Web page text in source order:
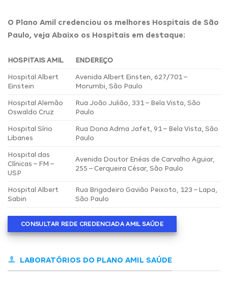
O Plano Amil credenciou os melhores Hospitais de São
Paulo, veja Abaixo os Hospitais em destaque:
HOSPITAIS AMIL ENDEREÇO
Hospital Albert
Einstein
Avenida Albert Einsten, 627/701 –
Morumbi, São Paulo
Hospital Alemão
Oswaldo Cruz
Rua João Julião, 331 – Bela Vista, São
Paulo
Hospital Sírio
Libanes
Rua Dona Adma Jafet, 91 – Bela Vista, São
Paulo
Hospital das
Clínicas – FM –
USP
Avenida Doutor Enéas de Carvalho Aguiar,
255 – Cerqueira César, São Paulo
Hospital Albert
Sabin
Rua Brigadeiro Gavião Peixoto, 123 – Lapa,
São Paulo
CONSULTAR REDE CREDENCIADA AMIL SAÚDE
LABORATÓRIOS DO PLANO AMIL SAÚDE